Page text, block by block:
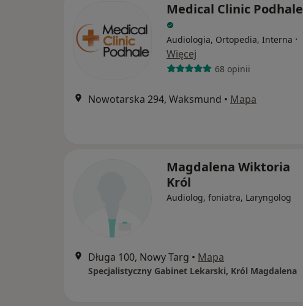
Medical Clinic Podhale
Audiologia, Ortopedia, Interna ·
Więcej
68 opinii
Nowotarska 294, Waksmund • Mapa
Magdalena Wiktoria
Król
Audiolog, foniatra, Laryngolog
Długa 100, Nowy Targ • Mapa
Specjalistyczny Gabinet Lekarski, Król Magdalena